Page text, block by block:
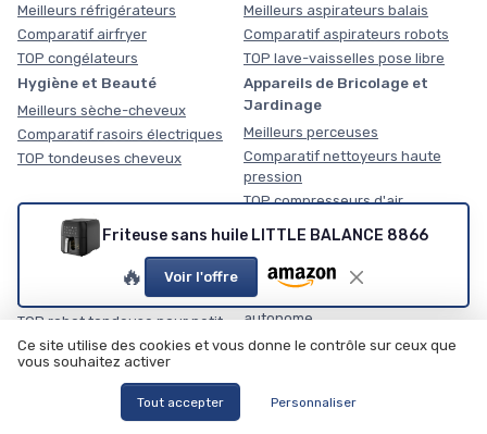
Friteuse sans huile LITTLE BALANCE 8866
🔥 Voir l'offre
Meilleurs réfrigérateurs
Comparatif airfryer
TOP congélateurs
Meilleurs aspirateurs balais
Comparatif aspirateurs robots
TOP lave-vaisselles pose libre
Hygiène et Beauté
Meilleurs sèche-cheveux
Comparatif rasoirs électriques
TOP tondeuses cheveux
Appareils de Bricolage et
Jardinage
Meilleurs perceuses
Comparatif nettoyeurs haute
pression
TOP compresseurs d'air
Robot de jardin
Meilleurs robots tondeuse sans fil
Comparatif robot nettoyeur de
TOP robot tondeuse pour petit
jardin
Robot piscine
Meilleurs robot piscine à batterie
lithium
Comparatif robot piscine
autonome
TOP robot piscine fond parois et
Robot aspirateur et entretien
Ce site utilise des cookies et vous donne le contrôle sur ceux que
vous souhaitez activer
Tout accepter Personnaliser